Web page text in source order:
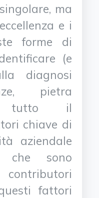
ma
e i
forme di
(e
diagnosi
pietra
tutto il
chiave di
aziendale
sono
fattori